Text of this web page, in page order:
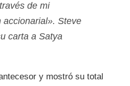
de mi
accionarial». Steve
carta a Satya
y mostró su total